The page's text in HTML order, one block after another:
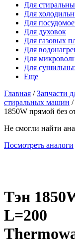
Для
Для
Для
Для духовок
Для газовых
Для
Для
Для
Еще
Главная /Запчасти
стиральных машин /
1850W прямой без
Не смогли найти
Посмотреть аналоги
Тэн
L=200